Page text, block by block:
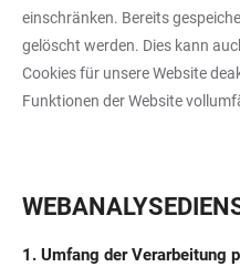
einschränken. Bereits
gelöscht werden. Dies kann
Cookies für unsere Website
Funktionen der Website
1. Umfang der Verarbeitung